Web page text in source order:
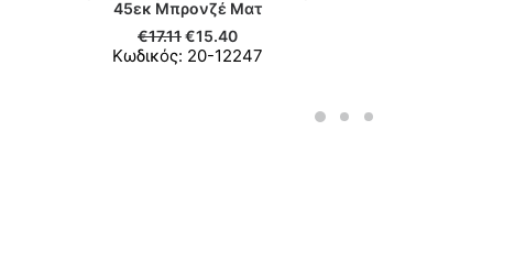
ΠΡΟΣΘΉΚΗ ΣΤΟ ΚΑΛΆΘΙ
45εκ Μπρονζέ Ματ
€17.11€15.40
Κωδικός: 20-12247